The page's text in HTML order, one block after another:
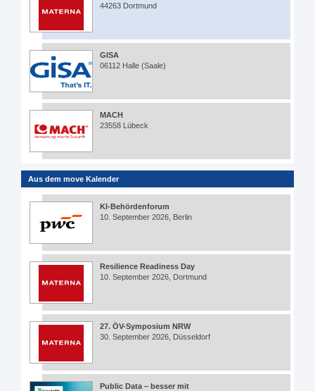
44263 Dortmund
GISA
06112 Halle (Saale)
MACH
23558 Lübeck
Aus dem move Kalender
KI-Behördenforum
10. September 2026, Berlin
Resilience Readiness Day
10. September 2026, Dortmund
27. ÖV-Symposium NRW
30. September 2026, Düsseldorf
Public Data – besser mit